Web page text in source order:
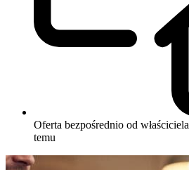
Oferta bezpośrednio od właściciela
temu